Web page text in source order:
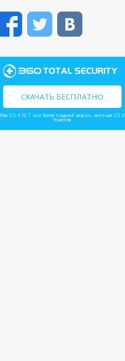
FacebookTwitter
СКАЧАТЬ БЕСПЛАТНО
Mac OS X 10.7 или более поздней версии, включая OS X
Yosemite